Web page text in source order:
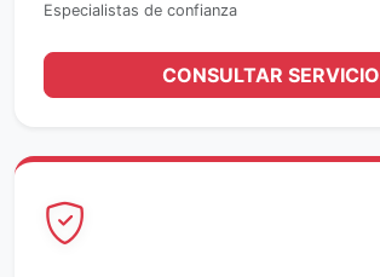
Especialistas de confianza
CONSULTAR SERVICIO